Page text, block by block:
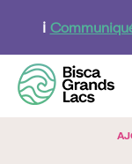
principal
ℹ️